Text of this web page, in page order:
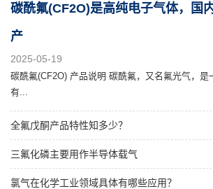
碳酰氟(CF2O)是高纯电子气体，国
产
2025-05-19
碳酰氟(CF2O) 产品说明 碳酰氟，又名氟光气，是
有...
全氟戊酮产品特性知多少？
三氟化磷主要用作半导体载气
氯气在化学工业领域具体有哪些应用？